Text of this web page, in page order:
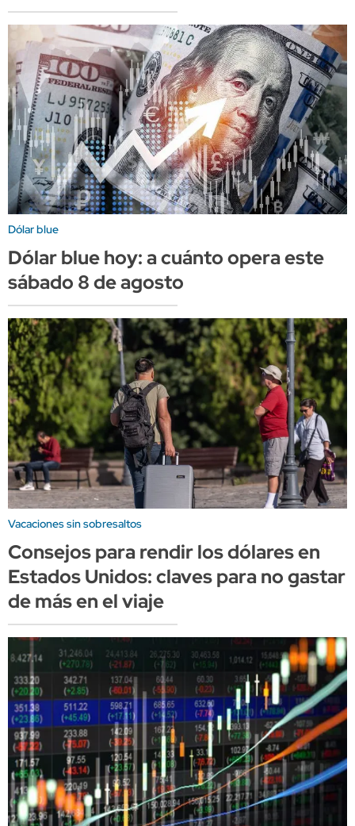
Dólar blue
Dólar blue hoy: a cuánto opera este
sábado 8 de agosto
Vacaciones sin sobresaltos
Consejos para rendir los dólares en
Estados Unidos: claves para no gastar
de más en el viaje